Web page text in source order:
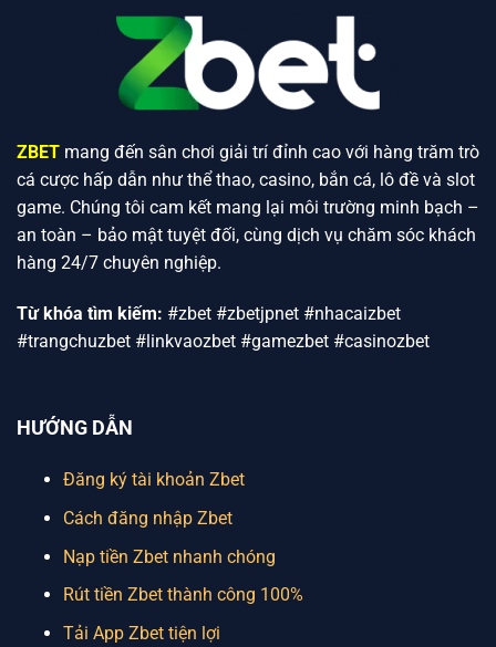
ZBET mang đến sân chơi giải trí đỉnh cao với hàng trăm trò
cá cược hấp dẫn như thể thao, casino, bắn cá, lô đề và slot
game. Chúng tôi cam kết mang lại môi trường minh bạch –
an toàn – bảo mật tuyệt đối, cùng dịch vụ chăm sóc khách
hàng 24/7 chuyên nghiệp.
Từ khóa tìm kiếm: #zbet #zbetjpnet #nhacaizbet
#trangchuzbet #linkvaozbet #gamezbet #casinozbet
HƯỚNG DẪN
Đăng ký tài khoản Zbet
Cách đăng nhập Zbet
Nạp tiền Zbet nhanh chóng
Rút tiền Zbet thành công 100%
Tải App Zbet tiện lợi